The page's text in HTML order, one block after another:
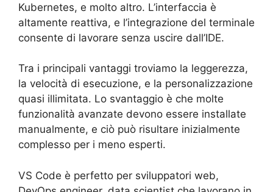
Kubernetes, e molto altro. L’interfaccia è
altamente reattiva, e l’integrazione del terminale
consente di lavorare senza uscire dall’IDE.
Tra i principali vantaggi troviamo la leggerezza,
la velocità di esecuzione, e la personalizzazione
quasi illimitata. Lo svantaggio è che molte
funzionalità avanzate devono essere installate
manualmente, e ciò può risultare inizialmente
complesso per i meno esperti.
VS Code è perfetto per sviluppatori web,